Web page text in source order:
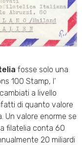
fosse solo una
100 Stamp, l’
a livello
di quanto valore
Un valore enorme se
filatelia conta 60
20 miliardi